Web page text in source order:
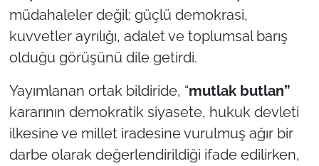
müdahaleler değil; güçlü demokrasi,
kuvvetler ayrılığı, adalet ve toplumsal barış
olduğu görüşünü dile getirdi.
Yayımlanan ortak bildiride, “mutlak butlan”
kararının demokratik siyasete, hukuk devleti
ilkesine ve millet iradesine vurulmuş ağır bir
darbe olarak değerlendirildiği ifade edilirken,